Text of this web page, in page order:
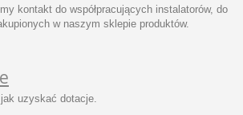
kontakt do współpracujących instalatorów, do
w naszym sklepie produktów.
uzyskać dotacje.